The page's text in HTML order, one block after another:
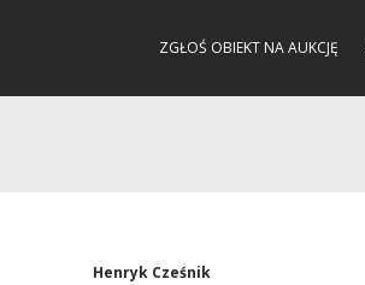
ZGŁOŚ OBIEKT NA AUKCJĘ
Henryk Cześnik